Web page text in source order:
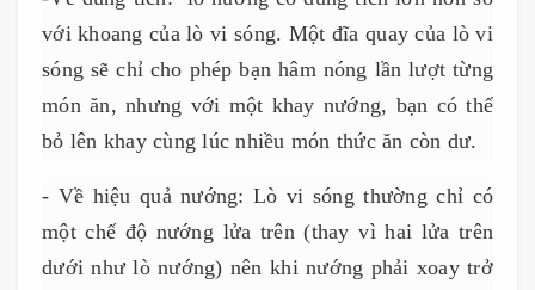
với khoang của lò vi sóng. Một đĩa quay của lò vi
sóng sẽ chỉ cho phép bạn hâm nóng lần lượt từng
món ăn, nhưng với một khay nướng, bạn có thể
bỏ lên khay cùng lúc nhiều món thức ăn còn dư.
- Về hiệu quả nướng:Lò vi sóng thường chỉ có
một chế độ nướng lửa trên (thay vì hai lửa trên
dưới như lò nướng) nên khi nướng phải xoay trở